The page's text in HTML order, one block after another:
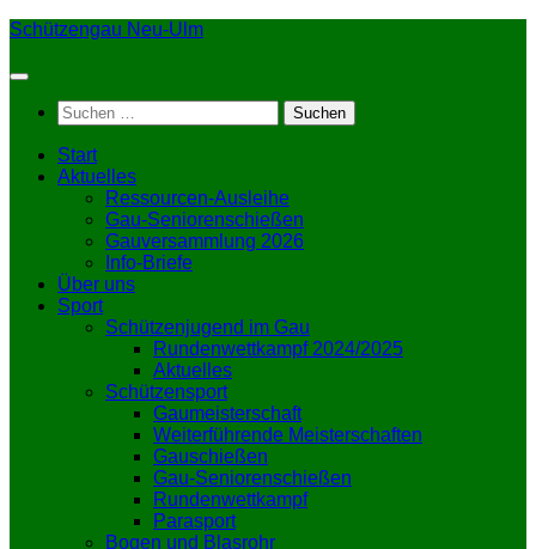
Zum
springen
Schützengau Neu-Ulm
Suchen
nach:
Start
Aktuelles
Ressourcen-Ausleihe
Gau-Seniorenschießen
Gauversammlung 2026
Info-Briefe
Über uns
Sport
Schützenjugend im Gau
Rundenwettkampf 2024/2025
Aktuelles
Schützensport
Gaumeisterschaft
Weiterführende Meisterschaften
Gauschießen
Gau-Seniorenschießen
Rundenwettkampf
Parasport
Bogen und Blasrohr